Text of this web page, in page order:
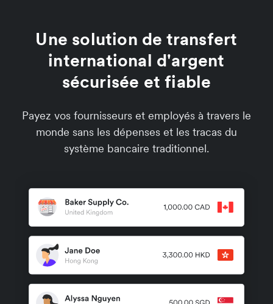
Une solution de transfert
international d'argent
sécurisée et fiable
Payez vos fournisseurs et employés à travers le
monde sans les dépenses et les tracas du
système bancaire traditionnel.